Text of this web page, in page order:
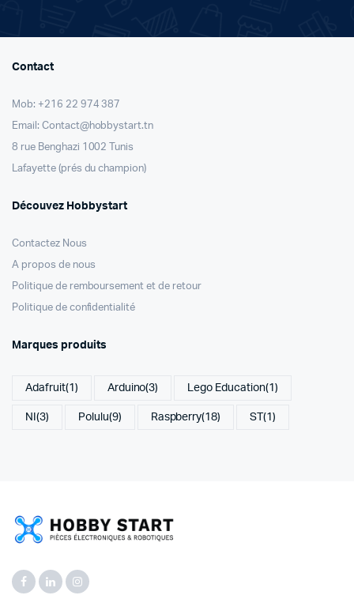
Contact
Mob: +216 22 974 387
Email: Contact@hobbystart.tn
8 rue Benghazi 1002 Tunis
Lafayette (prés du champion)
Découvez Hobbystart
Contactez Nous
A propos de nous
Politique de remboursement et de retour
Politique de confidentialité
Marques produits
Adafruit(1) Arduino(3) Lego Education(1)
NI (3) Polulu(9) Raspberry(18) ST(1)